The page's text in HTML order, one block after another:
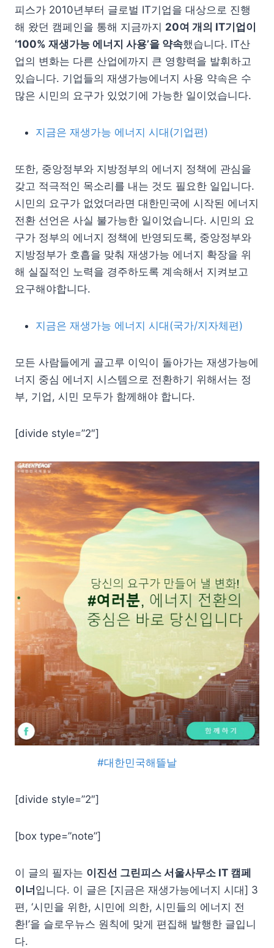
피스가 2010년부터 글로벌 IT기업을 대상으로 진행
해 왔던 캠페인을 통해 지금까지 20여 개의 IT기업이
‘100% 재생가능 에너지 사용’을 약속했습니다. IT산
업의 변화는 다른 산업에까지 큰 영향력을 발휘하고
있습니다. 기업들의 재생가능에너지 사용 약속은 수
많은 시민의 요구가 있었기에 가능한 일이었습니다.
지금은 재생가능 에너지 시대(기업편)
또한, 중앙정부와 지방정부의 에너지 정책에 관심을
갖고 적극적인 목소리를 내는 것도 필요한 일입니다.
시민의 요구가 없었더라면 대한민국에 시작된 에너지
전환 선언은 사실 불가능한 일이었습니다. 시민의 요
구가 정부의 에너지 정책에 반영되도록, 중앙정부와
지방정부가 호흡을 맞춰 재생가능 에너지 확장을 위
해 실질적인 노력을 경주하도록 계속해서 지켜보고
요구해야합니다.
지금은 재생가능 에너지 시대(국가/지자체편)
모든 사람들에게 골고루 이익이 돌아가는 재생가능에
너지 중심 에너지 시스템으로 전환하기 위해서는 정
부, 기업, 시민 모두가 함께해야 합니다.
[divide style=”2″]
#대한민국해뜰날
[divide style=”2″]
[box type=”note”]
이 글의 필자는 이진선 그린피스 서울사무소 IT 캠페
이너 입니다. 이 글은 [지금은 재생가능에너지 시대] 3
편, ‘시민을 위한, 시민에 의한, 시민들의 에너지 전
환!’을 슬로우뉴스 원칙에 맞게 편집해 발행한 글입니
다.